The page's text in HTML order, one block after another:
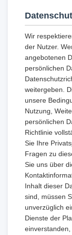
Wir
der Nutzer.
angebotenen
persönlichen
weitergeben.
unsere
Nutzung,
persönlichen
Richtlinie
Sie Ihre
Fragen zu
Sie uns über
Inhalt dieser
sind, müssen
unverzüglich
Dienste der